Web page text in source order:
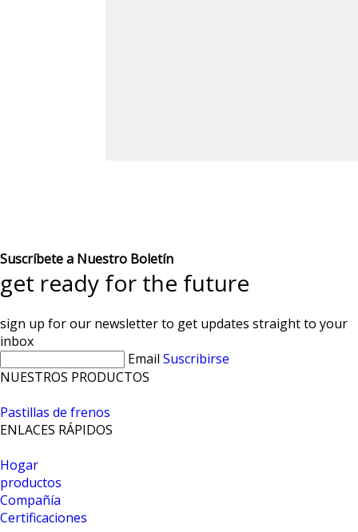
Suscríbete a Nuestro Boletín
get ready for the future
sign up for our newsletter to get updates straight to your
inbox
Email Suscribirse
NUESTROS PRODUCTOS
Pastillas de frenos
ENLACES RÁPIDOS
Hogar
productos
Compañía
Certificaciones